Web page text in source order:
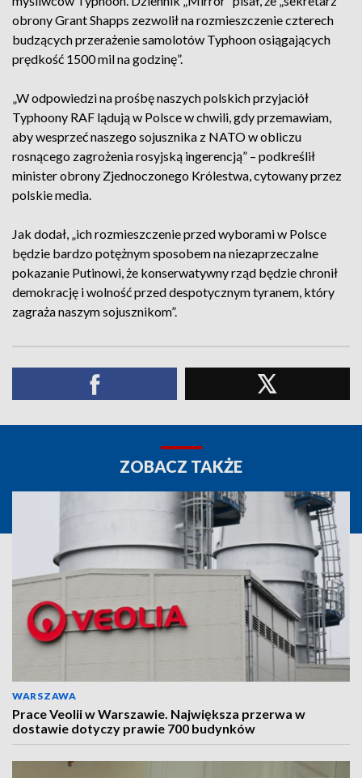
obrony Grant Shapps zezwolił na rozmieszczenie czterech
budzących przerażenie samolotów Typhoon osiągających
prędkość 1500 mil na godzinę”.
„W odpowiedzi na prośbę naszych polskich przyjaciół
Typhoony RAF lądują w Polsce w chwili, gdy przemawiam,
aby wesprzeć naszego sojusznika z NATO w obliczu
rosnącego zagrożenia rosyjską ingerencją” – podkreślił
minister obrony Zjednoczonego Królestwa, cytowany przez
polskie media.
Jak dodał, „ich rozmieszczenie przed wyborami w Polsce
będzie bardzo potężnym sposobem na niezaprzeczalne
pokazanie Putinowi, że konserwatywny rząd będzie chronił
demokrację i wolność przed despotycznym tyranem, który
zagraża naszym sojusznikom”.
ZOBACZ TAKŻE
WARSZAWA
Prace Veolii w Warszawie. Największa przerwa w
dostawie dotyczy prawie 700 budynków